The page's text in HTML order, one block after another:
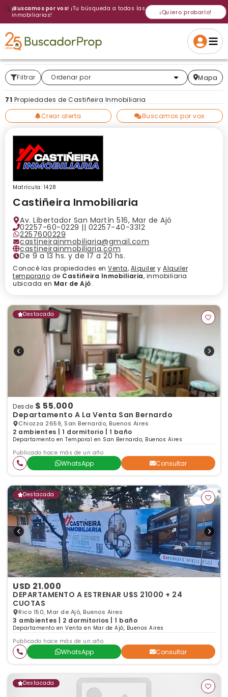
🔍¡Buscamos por vos! ¡Tu búsqueda a todas las
inmobiliarias!
¡Quiero probarlo!
Cancelar Si, eliminar
Gracias
Volver a intentar
Volver a intentarlo
Crear alerta
¡Si, enviar a todos!
Filtrar Ordenar por
Más relevantes Mapa
71 Propiedades de Castiñeira Inmobiliaria
Crear alerta
Buscamos por vos
Castiñeira Inmobiliaria
Av. Libertador San Martín 516, Mar de Ajó
02257-60-0229 || 02257-40-3312
2257600229
castineirainmobiliaria@gmail.com
castineirainmobiliaria.com
De 9 a 13 hs. y de 17 a 20 hs.
Matrícula: 1428
Conocé las propiedades en Venta, Alquiler y Alquiler
temporario de Castiñeira Inmobiliaria, inmobiliaria
ubicada en Mar de Ajó.
Destacada
Desde $ 55.000
Departamento A La Venta San Bernardo
Chiozza 2659, San Bernardo, Buenos Aires
2 ambientes | 1 dormitorio | 1 baño
Departamento en Temporal en San Bernardo, Buenos Aires
Publicado hace más de un año
WhatsApp Consultar
Destacada
USD 21.000
DEPARTAMENTO A ESTRENAR U$S 21000 + 24
CUOTAS
Rico 150, Mar de Ajó, Buenos Aires
3 ambientes | 2 dormitorios | 1 baño
Departamento en Venta en Mar de Ajó, Buenos Aires
Publicado hace más de un año
WhatsApp Consultar
Destacada